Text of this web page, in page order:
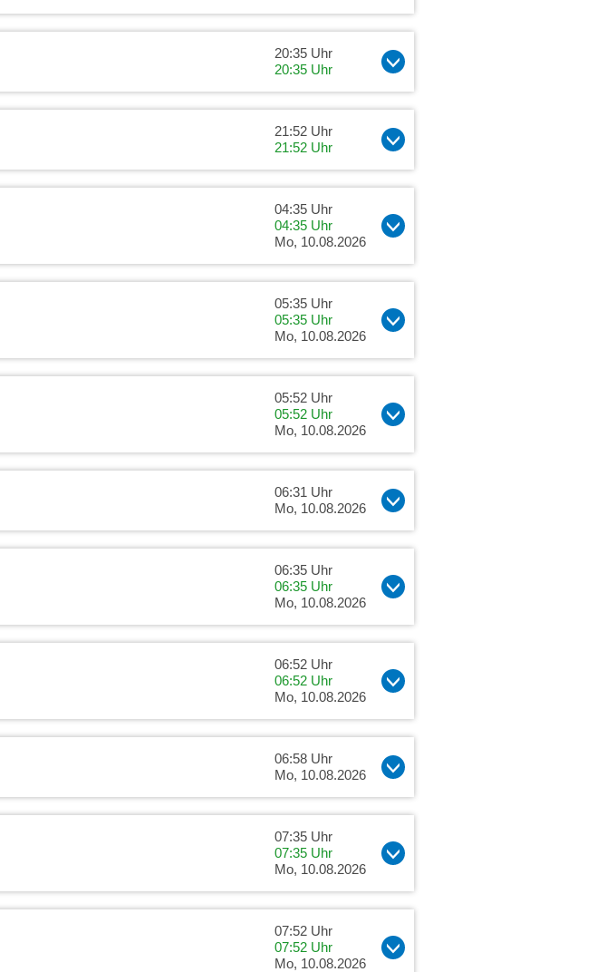
20:35 Uhr
20:35 Uhr
21:52 Uhr
21:52 Uhr
04:35 Uhr
04:35 Uhr
Mo, 10.08.2026
05:35 Uhr
05:35 Uhr
Mo, 10.08.2026
05:52 Uhr
05:52 Uhr
Mo, 10.08.2026
06:31 Uhr
Mo, 10.08.2026
06:35 Uhr
06:35 Uhr
Mo, 10.08.2026
06:52 Uhr
06:52 Uhr
Mo, 10.08.2026
06:58 Uhr
Mo, 10.08.2026
07:35 Uhr
07:35 Uhr
Mo, 10.08.2026
07:52 Uhr
07:52 Uhr
Mo, 10.08.2026